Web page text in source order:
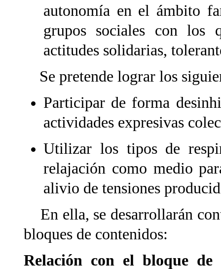
autonomía en el ámbito
grupos sociales con los
actitudes solidarias,
Se pretende lograr los
Participar de forma
actividades expresivas
Utilizar los tipos de
relajación como medio
alivio de tensiones
En ella, se desarrollarán
bloques de contenidos:
Relación con el bloque